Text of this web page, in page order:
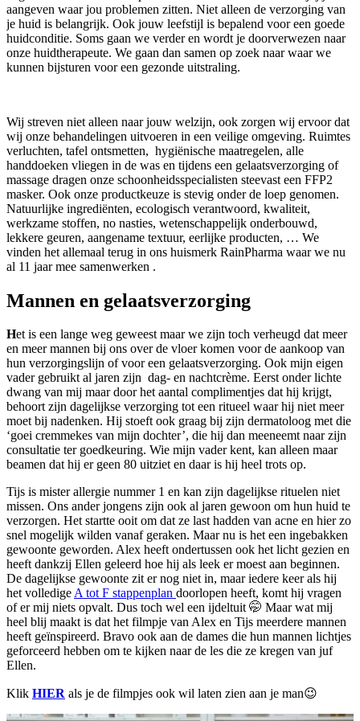
aangeven waar jou problemen zitten. Niet alleen de verzorging van
je huid is belangrijk. Ook jouw leefstijl is bepalend voor een goede
huidconditie. Soms gaan we verder en wordt je doorverwezen naar
onze huidtherapeute. We gaan dan samen op zoek naar waar we
kunnen bijsturen voor een gezonde uitstraling.
Wij streven niet alleen naar jouw welzijn, ook zorgen wij ervoor dat
wij onze behandelingen uitvoeren in een veilige omgeving. Ruimtes
verluchten, tafel ontsmetten, hygiënische maatregelen, alle
handdoeken vliegen in de was en tijdens een gelaatsverzorging of
massage dragen onze schoonheidsspecialisten steevast een FFP2
masker. Ook onze productkeuze is stevig onder de loep genomen.
Natuurlijke ingrediënten, ecologisch verantwoord, kwaliteit,
werkzame stoffen, no nasties, wetenschappelijk onderbouwd,
lekkere geuren, aangename textuur, eerlijke producten, … We
vinden het allemaal terug in ons huismerk RainPharma waar we nu
al 11 jaar mee samenwerken .
Mannen en gelaatsverzorging
Het is een lange weg geweest maar we zijn toch verheugd dat meer
en meer mannen bij ons over de vloer komen voor de aankoop van
hun verzorgingslijn of voor een gelaatsverzorging. Ook mijn eigen
vader gebruikt al jaren zijn dag- en nachtcrème. Eerst onder lichte
dwang van mij maar door het aantal complimentjes dat hij krijgt,
behoort zijn dagelijkse verzorging tot een ritueel waar hij niet meer
moet bij nadenken. Hij stoeft ook graag bij zijn dermatoloog met die
‘goei cremmekes van mijn dochter’, die hij dan meeneemt naar zijn
consultatie ter goedkeuring. Wie mijn vader kent, kan alleen maar
beamen dat hij er geen 80 uitziet en daar is hij heel trots op.
Tijs is mister allergie nummer 1 en kan zijn dagelijkse rituelen niet
missen. Ons ander jongens zijn ook al jaren gewoon om hun huid te
verzorgen. Het startte ooit om dat ze last hadden van acne en hier zo
snel mogelijk wilden vanaf geraken. Maar nu is het een ingebakken
gewoonte geworden. Alex heeft ondertussen ook het licht gezien en
heeft dankzij Ellen geleerd hoe hij als leek er moest aan beginnen.
De dagelijkse gewoonte zit er nog niet in, maar iedere keer als hij
het volledigeA tot F stappenplan doorlopen heeft, komt hij vragen
of er mij niets opvalt. Dus toch wel een ijdeltuit 🤭 Maar wat mij
heel blij maakt is dat het filmpje van Alex en Tijs meerdere mannen
heeft geïnspireerd. Bravo ook aan de dames die hun mannen lichtjes
geforceerd hebben om te kijken naar de les die ze kregen van juf
Ellen.
Klik HIER als je de filmpjes ook wil laten zien aan je man😉